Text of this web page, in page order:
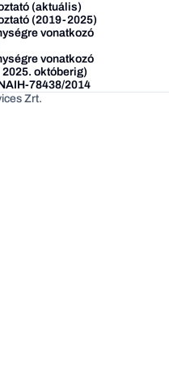
(aktuális)
(2019-2025)
vonatkozó
vonatkozó
októberig)
78438/2014
Zrt.